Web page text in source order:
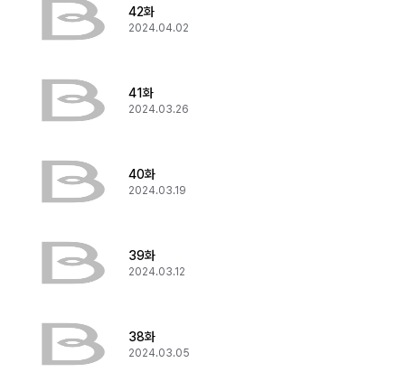
42화
2024.04.02
41화
2024.03.26
40화
2024.03.19
39화
2024.03.12
38화
2024.03.05